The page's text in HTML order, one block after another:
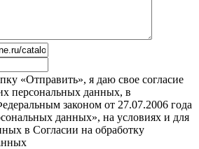
«Отправить», я даю свое согласие
персональных данных, в
законом от 27.07.2006 года
данных», на условиях и для
в Согласии на обработку